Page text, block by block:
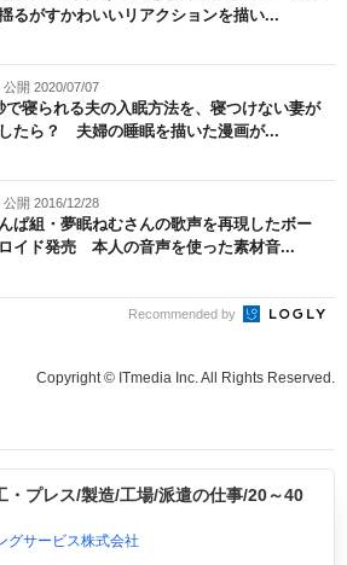
るがすかわいいリアクションを描い...
公開 2020/07/07
で寝られる夫の入眠方法を、寝つけない妻が
たら？ 夫婦の睡眠を描いた漫画が...
公開 2016/12/28
ぱ組・夢眠ねむさんの歌声を再現したボー
イド発売 本人の音声を使った素材音...
Recommended by
Copyright © ITmedia Inc. All Rights Reserved.
・プレス/製造/工場/派遣の仕事/20～40
グサービス株式会社